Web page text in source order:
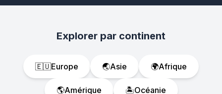
Explorer par continent
🇪🇺Europe 🌏Asie 🌍Afrique
🌎Amérique 🏝️Océanie